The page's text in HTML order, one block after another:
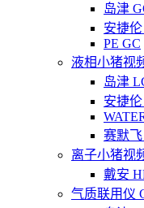
岛津
安捷伦
PE GC
液相小猪视
岛津
安捷
赛默
离子小猪视
戴安
气质联用仪